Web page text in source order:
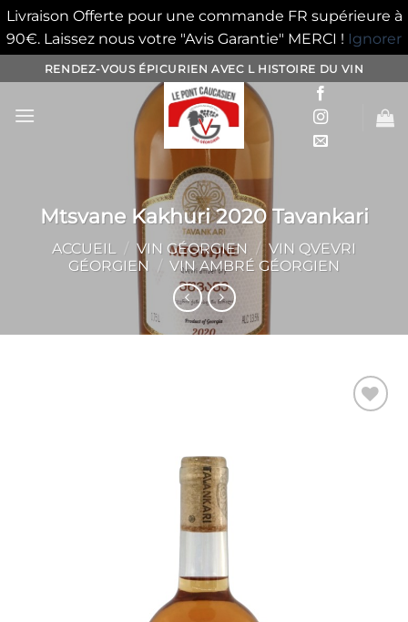
Livraison Offerte pour une commande FR supérieure à
90€. Laissez nous votre "Avis Garantie" MERCI ! Ignorer
Passer
au
contenu
RENDEZ-VOUS ÉPICURIEN AVEC L HISTOIRE DU VIN
Mtsvane Kakhuri 2020 Tavankari
ACCUEIL / VIN GÉORGIEN / VIN QVEVRI
GÉORGIEN
/ VIN AMBRÉ GÉORGIEN